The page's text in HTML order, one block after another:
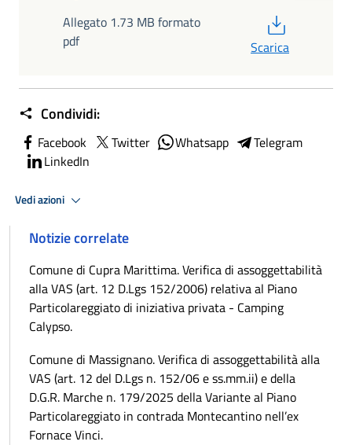
Allegato 1.73 MB formato
pdf
Scarica
Condividi:
Facebook Twitter Whatsapp
Telegram
LinkedIn
Vedi azioni
Notizie correlate
Comune di Cupra Marittima. Verifica di assoggettabilità
alla VAS (art. 12 D.Lgs 152/2006) relativa al Piano
Particolareggiato di iniziativa privata - Camping
Calypso.
Comune di Massignano. Verifica di assoggettabilità alla
VAS (art. 12 del D.Lgs n. 152/06 e ss.mm.ii) e della
D.G.R. Marche n. 179/2025 della Variante al Piano
Particolareggiato in contrada Montecantino nell’ex
Fornace Vinci.